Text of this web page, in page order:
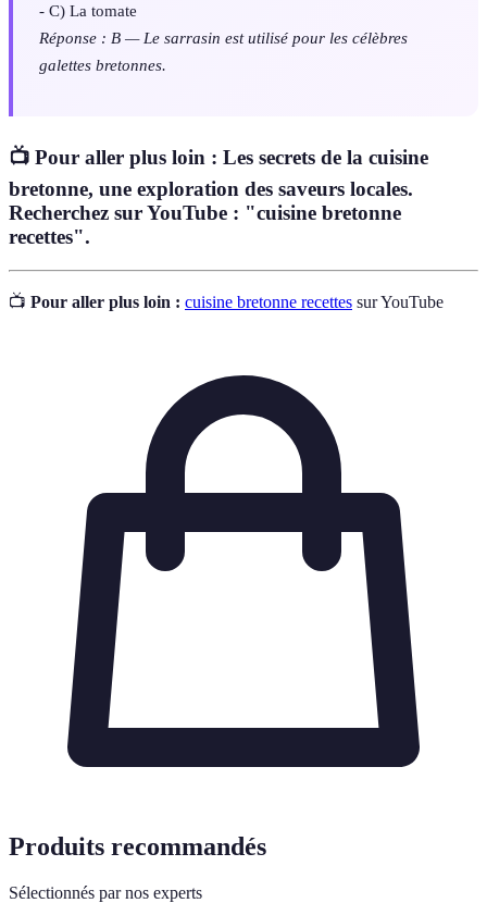
- C) La tomate
Réponse : B — Le sarrasin est utilisé pour les célèbres
galettes bretonnes.
📺 Pour aller plus loin : Les secrets de la cuisine
bretonne, une exploration des saveurs locales.
Recherchez sur YouTube : "cuisine bretonne
recettes".
📺 Pour aller plus loin : cuisine bretonne recettes sur YouTube
Produits recommandés
Sélectionnés par nos experts